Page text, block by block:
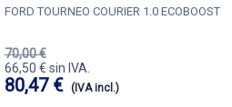
FORD TOURNEO COURIER 1.0 ECOBOOST
70,00 €
66,50 € sin IVA.
80,47 € (IVA incl.)